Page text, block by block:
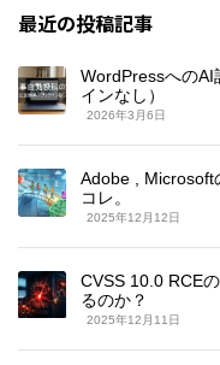
最近の投稿記事
WordPressへのAI
インなし）
2026年3月6日
Adobe , Microsoft
コレ。
2025年12月12日
CVSS 10.0 RCE
るのか？
2025年12月11日